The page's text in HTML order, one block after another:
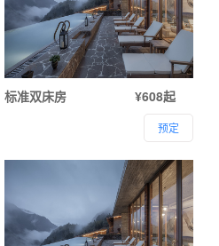
标准双床房 ¥608起
预定